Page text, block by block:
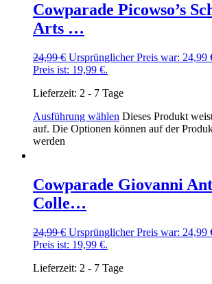
Cowparade Picowso’s
Arts …
24,99€ Ursprünglicher Preis war: 24,99
Preis ist: 19,99 €.
Lieferzeit: 2 - 7 Tage
Ausführung wählen Dieses Produkt
auf. Die Optionen können auf der
werden
Cowparade Giovanni
Colle…
24,99€ Ursprünglicher Preis war: 24,99
Preis ist: 19,99 €.
Lieferzeit: 2 - 7 Tage